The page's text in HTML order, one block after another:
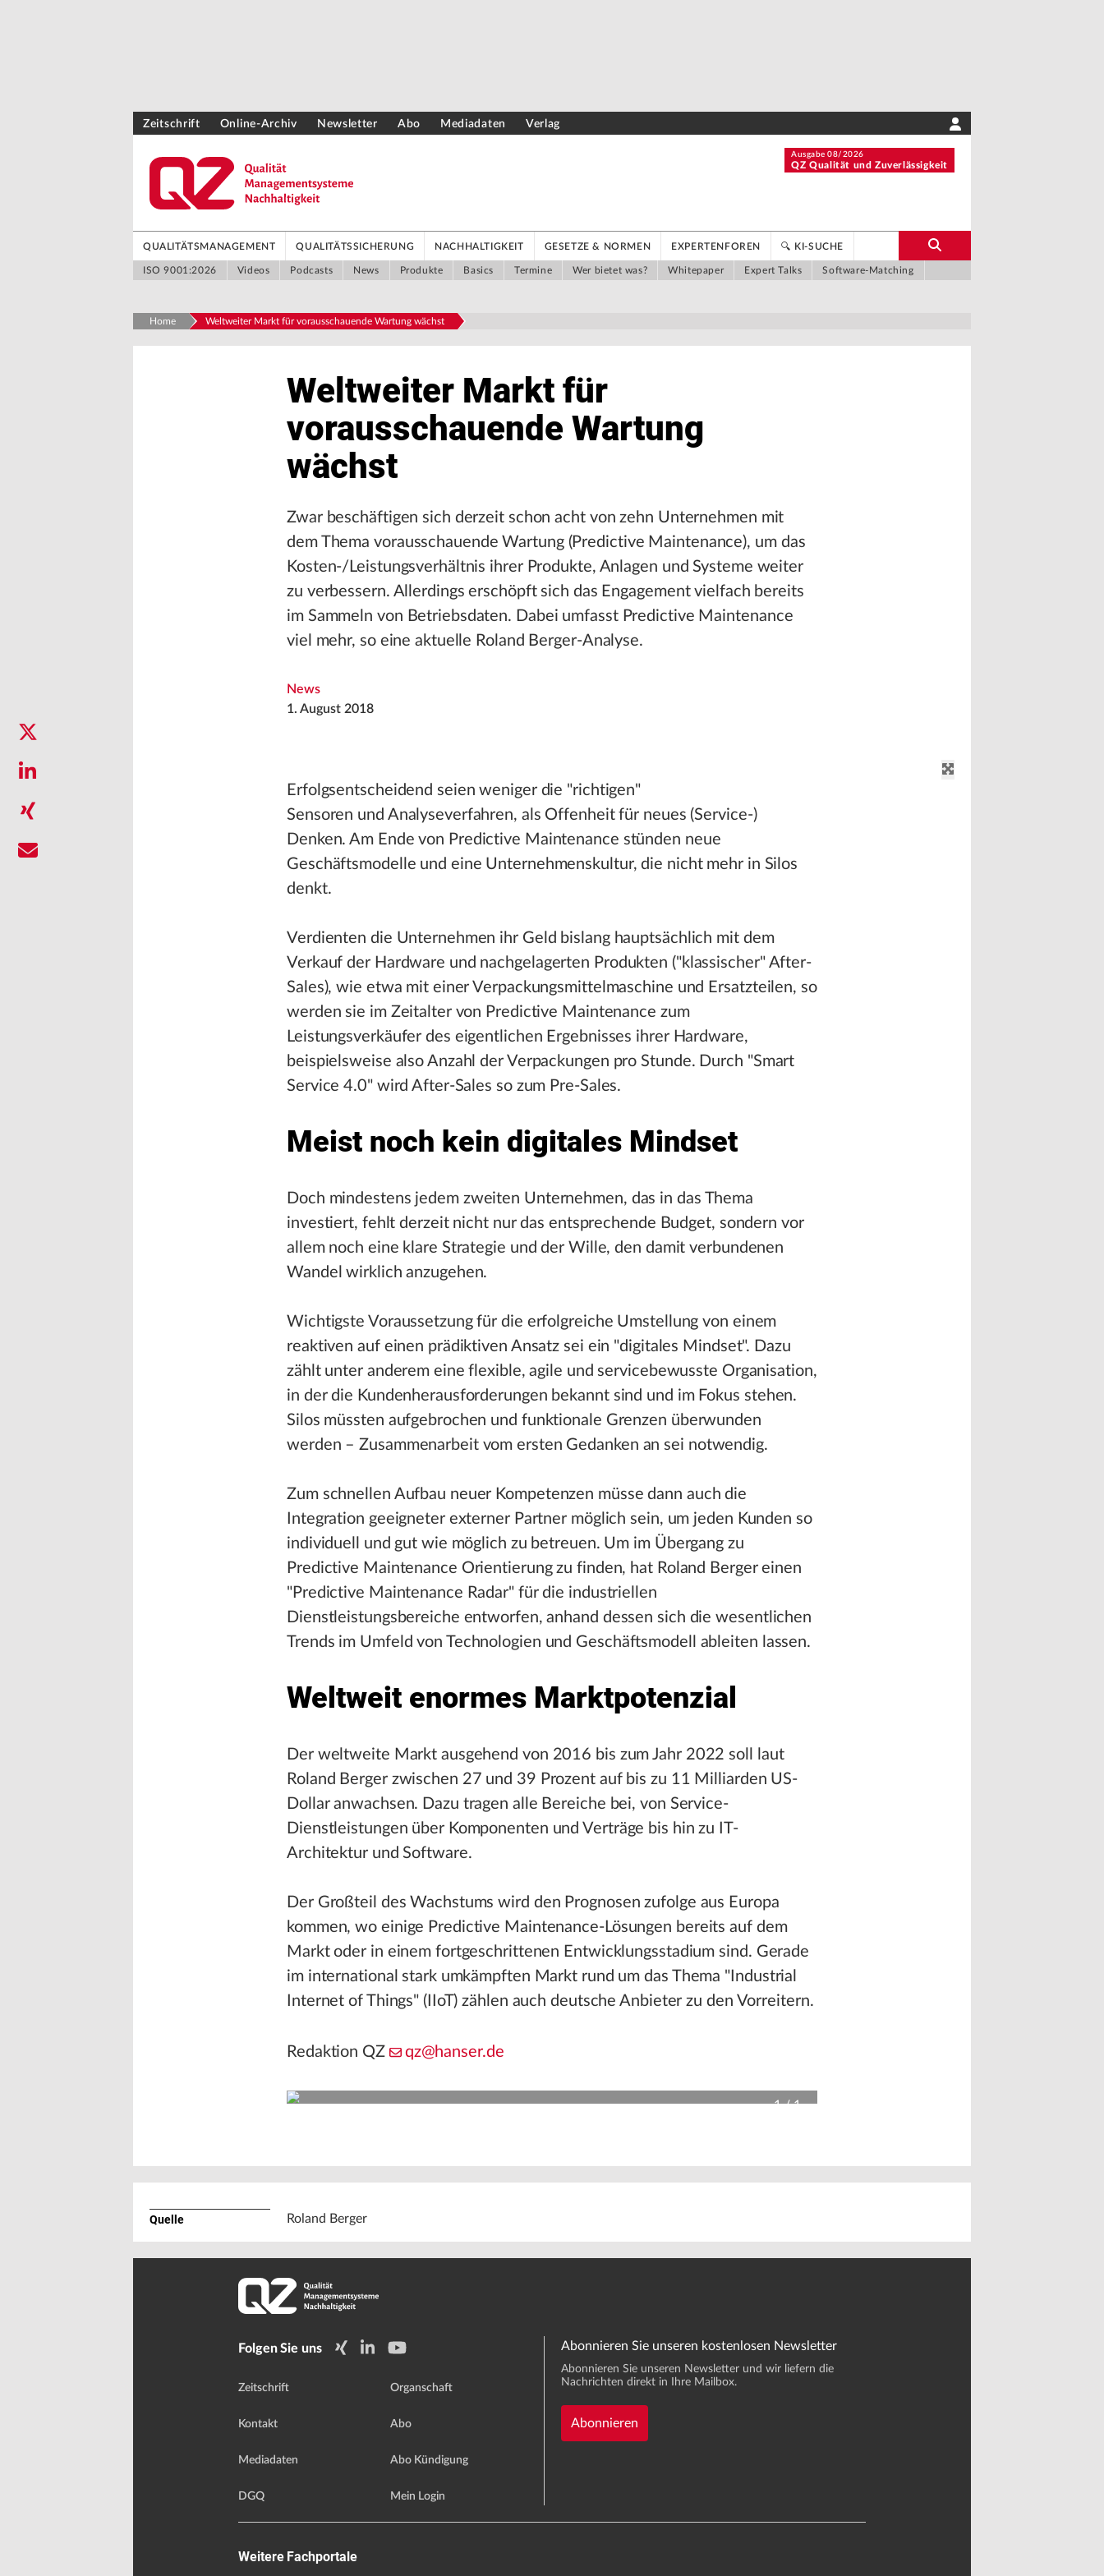
Zeitschrift Online-Archiv Newsletter Abo Mediadaten Verlag
Ausgabe 08/2026
QZ Qualität und Zuverlässigkeit
QUALITÄTSMANAGEMENT QUALITÄTSSICHERUNG NACHHALTIGKEIT GESETZE & NORMEN EXPERTENFOREN 🔍 KI-SUCHE
ISO 9001:2026 Videos Podcasts News Produkte Basics Termine Wer bietet was? Whitepaper Expert Talks Software-Matching
Home Weltweiter Markt für vorausschauende Wartung wächst
Weltweiter Markt für
vorausschauende Wartung
wächst
Zwar beschäftigen sich derzeit schon acht von zehn Unternehmen mit
dem Thema vorausschauende Wartung (Predictive Maintenance), um das
Kosten-/Leistungsverhältnis ihrer Produkte, Anlagen und Systeme weiter
zu verbessern. Allerdings erschöpft sich das Engagement vielfach bereits
im Sammeln von Betriebsdaten. Dabei umfasst Predictive Maintenance
viel mehr, so eine aktuelle Roland Berger-Analyse.
News
1. August 2018
Erfolgsentscheidend seien weniger die "richtigen"
Sensoren und Analyseverfahren, als Offenheit für neues (Service-)
Denken. Am Ende von Predictive Maintenance stünden neue
Geschäftsmodelle und eine Unternehmenskultur, die nicht mehr in Silos
denkt.
Verdienten die Unternehmen ihr Geld bislang hauptsächlich mit dem
Verkauf der Hardware und nachgelagerten Produkten ("klassischer" After-
Sales), wie etwa mit einer Verpackungsmittelmaschine und Ersatzteilen, so
werden sie im Zeitalter von Predictive Maintenance zum
Leistungsverkäufer des eigentlichen Ergebnisses ihrer Hardware,
beispielsweise also Anzahl der Verpackungen pro Stunde. Durch "Smart
Service 4.0" wird After-Sales so zum Pre-Sales.
Meist noch kein digitales Mindset
Doch mindestens jedem zweiten Unternehmen, das in das Thema
investiert, fehlt derzeit nicht nur das entsprechende Budget, sondern vor
allem noch eine klare Strategie und der Wille, den damit verbundenen
Wandel wirklich anzugehen.
Wichtigste Voraussetzung für die erfolgreiche Umstellung von einem
reaktiven auf einen prädiktiven Ansatz sei ein "digitales Mindset". Dazu
zählt unter anderem eine flexible, agile und servicebewusste Organisation,
in der die Kundenherausforderungen bekannt sind und im Fokus stehen.
Silos müssten aufgebrochen und funktionale Grenzen überwunden
werden – Zusammenarbeit vom ersten Gedanken an sei notwendig.
Zum schnellen Aufbau neuer Kompetenzen müsse dann auch die
Integration geeigneter externer Partner möglich sein, um jeden Kunden so
individuell und gut wie möglich zu betreuen. Um im Übergang zu
Predictive Maintenance Orientierung zu finden, hat Roland Berger einen
"Predictive Maintenance Radar" für die industriellen
Dienstleistungsbereiche entworfen, anhand dessen sich die wesentlichen
Trends im Umfeld von Technologien und Geschäftsmodell ableiten lassen.
Weltweit enormes Marktpotenzial
Der weltweite Markt ausgehend von 2016 bis zum Jahr 2022 soll laut
Roland Berger zwischen 27 und 39 Prozent auf bis zu 11 Milliarden US-
Dollar anwachsen. Dazu tragen alle Bereiche bei, von Service-
Dienstleistungen über Komponenten und Verträge bis hin zu IT-
Architektur und Software.
Der Großteil des Wachstums wird den Prognosen zufolge aus Europa
kommen, wo einige Predictive Maintenance-Lösungen bereits auf dem
Markt oder in einem fortgeschrittenen Entwicklungsstadium sind. Gerade
im international stark umkämpften Markt rund um das Thema "Industrial
Internet of Things" (IIoT) zählen auch deutsche Anbieter zu den Vorreitern.
Redaktion QZ qz@hanser.de
1/1
Quelle
Nachrichten direkt in Ihre Mailbox.